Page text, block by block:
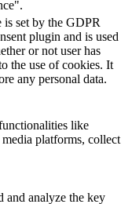
is set by the GDPR
plugin and is used
or not user has
the use of cookies. It
any personal data.
like
platforms, collect
and analyze the key